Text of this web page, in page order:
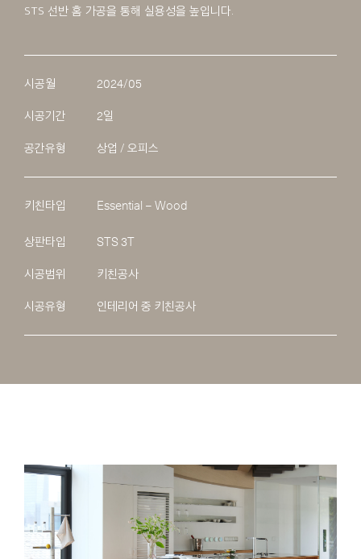
STS 선반 홈 가공을 통해 실용성을 높입니다.
시공월 2024/05
시공기간 2일
공간유형 상업 / 오피스
키친타입 Essential – Wood
상판타입 STS 3T
시공범위 키친공사
시공유형 인테리어 중 키친공사